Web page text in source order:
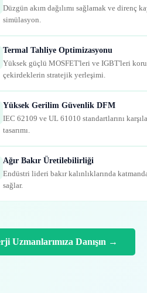
Düzgün akım dağılımı sağlamak ve direnç
simülasyon.
Termal Tahliye Optimizasyonu
Yüksek güçlü MOSFET'leri ve IGBT'leri
çekirdeklerin stratejik yerleşimi.
Yüksek Gerilim Güvenlik DFM
IEC 62109 ve UL 61010 standartlarını
tasarımı.
Ağır Bakır Üretilebilirliği
Endüstri lideri bakır kalınlıklarında
sağlar.
Uzmanlarımıza Danışın →